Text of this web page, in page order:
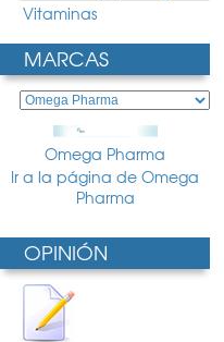
Vitaminas
MARCAS
Omega Pharma
Ir a la página de Omega
Pharma
OPINIÓN